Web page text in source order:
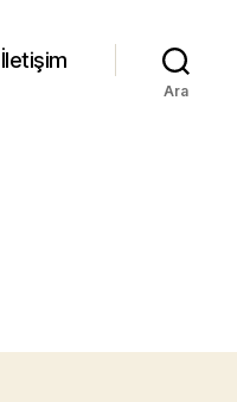
İletişim
Ara